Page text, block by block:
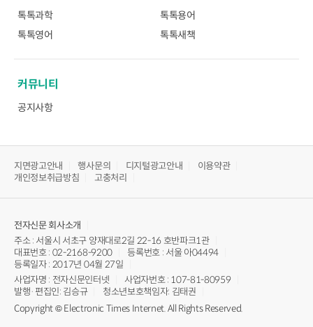
톡톡과학
톡톡용어
톡톡영어
톡톡새책
커뮤니티
공지사항
지면광고안내 행사문의 디지털광고안내
이용약관
개인정보취급방침
고충처리
전자신문회사소개
주소 : 서울시 서초구 양재대로2길 22-16 호반파크1관
대표번호 : 02-2168-9200
등록번호 : 서울 아04494
등록일자 : 2017년 04월 27일
사업자명 : 전자신문인터넷
사업자번호 : 107-81-80959
발행·편집인: 김승규
청소년보호책임자: 김태권
Copyright © Electronic Times Internet. All Rights Reserved.